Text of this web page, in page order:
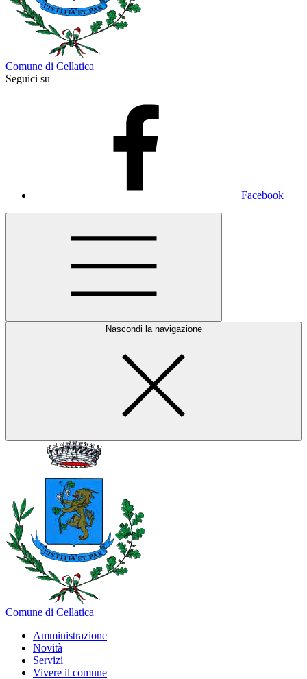
Comune di Cellatica
Seguici su
Facebook
Nascondi la navigazione
Comune di Cellatica
Amministrazione
Novità
Servizi
Vivere il comune